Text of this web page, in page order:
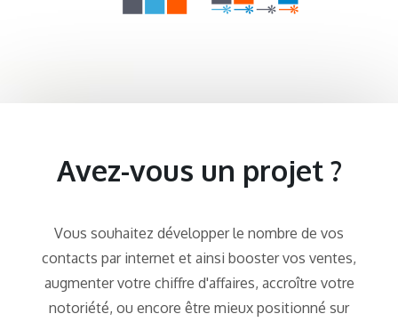
Avez-vous un projet ?
Vous souhaitez développer le nombre de vos
contacts par internet et ainsi booster vos ventes,
augmenter votre chiffre d'affaires, accroître votre
notoriété, ou encore être mieux positionné sur